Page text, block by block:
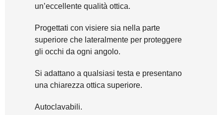
un’eccellente qualità ottica.
Progettati con visiere sia nella parte
superiore che lateralmente per proteggere
gli occhi da ogni angolo.
Si adattano a qualsiasi testa e presentano
una chiarezza ottica superiore.
Autoclavabili.